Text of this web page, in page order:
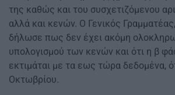
της καθώς και του συσχετιζόμενου
αλλά και κενών. Ο Γενικός
δήλωσε πως δεν έχει ακόμη
υπολογισμού των κενών και ότι η β
εκτιμάται με τα εως τώρα δεδομένα,
Οκτωβρίου.